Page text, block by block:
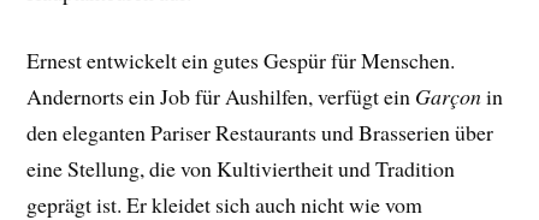
Ernest entwickelt ein gutes Gespür für Menschen.
Andernorts ein Job für Aushilfen, verfügt ein Garçonin
den eleganten Pariser Restaurants und Brasserien über
eine Stellung, die von Kultiviertheit und Tradition
geprägt ist. Er kleidet sich auch nicht wie vom